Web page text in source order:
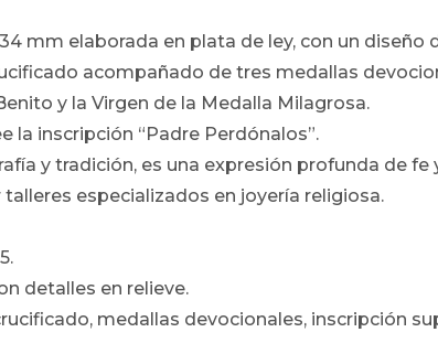
mm elaborada en plata de ley, con un
acompañado de tres medallas
y la Virgen de la Medalla Milagrosa.
la inscripción “Padre Perdónalos”.
y tradición, es una expresión profunda de fe
especializados en joyería religiosa.
detalles en relieve.
medallas devocionales, inscripción